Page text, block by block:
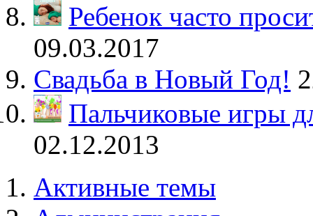
Ребенок часто
09.03.2017
Свадьба в Новый Год!
Пальчиковые игры
02.12.2013
Активные темы